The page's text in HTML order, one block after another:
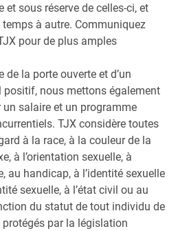
sous réserve de celles-ci, et
à autre. Communiquez
pour de plus amples
la porte ouverte et d’un
positif, nous mettons également
salaire et un programme
TJX considère toutes
à la race, à la couleur de la
à l’orientation sexuelle, à
au handicap, à l’identité sexuelle
sexuelle, à l’état civil ou au
du statut de tout individu de
par la législation